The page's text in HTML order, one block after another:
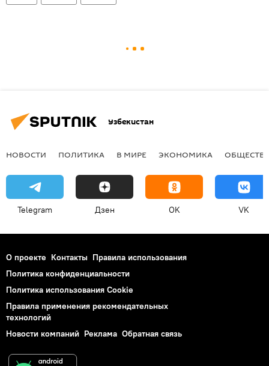
Узбекистан
НОВОСТИ ПОЛИТИКА В МИРЕ ЭКОНОМИКА
Telegram Дзен OK VK
О проекте Контакты Правила использования
Политика конфиденциальности
Политика использования Cookie
Правила применения рекомендательных
технологий
Новости компаний Реклама Обратная связь